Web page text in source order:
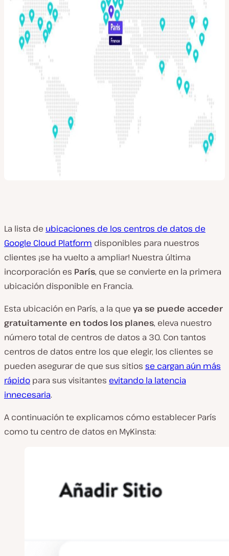
La lista de ubicaciones de los centros de datos de
Google Cloud Platform disponibles para nuestros
clientes ¡se ha vuelto a ampliar! Nuestra última
incorporación es París, que se convierte en la primera
ubicación disponible en Francia.
Esta ubicación en París, a la que ya se puede acceder
gratuitamente en todos los planes, eleva nuestro
número total de centros de datos a 30. Con tantos
centros de datos entre los que elegir, los clientes se
pueden asegurar de que sus sitios se cargan aún más
rápido para sus visitantes evitando la latencia
innecesaria.
A continuación te explicamos cómo establecer París
como tu centro de datos en MyKinsta: